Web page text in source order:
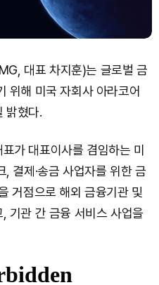
대표 차지훈)는 글로벌 금
위해 미국 자회사 아라코어
밝혔다.
가 대표이사를 겸임하는 미
결제·송금 사업자를 위한 금
거점으로 해외 금융기관 및
기관 간 금융 서비스 사업을